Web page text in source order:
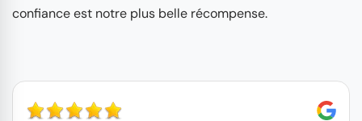
confiance est notre plus belle récompense.